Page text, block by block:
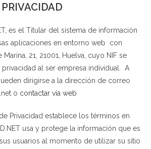
es el Titular del sistema de información
aplicaciones en entorno web con
21, 21001, Huelva, cuyo NIF se
al ser empresa individual. A
dirigirse a la dirección de correo
o contactar vía web
Privacidad establece los términos en
usa y protege la información que es
usuarios al momento de utilizar su sitio